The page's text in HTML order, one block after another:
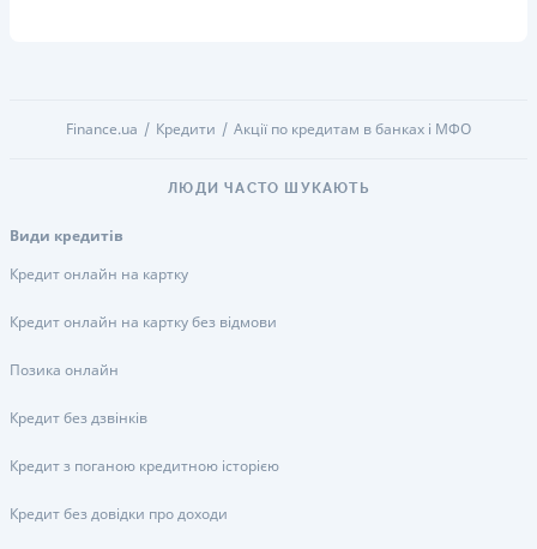
Finance.ua Кредити Акції по кредитам в банках і МФО
ЛЮДИ ЧАСТО ШУКАЮТЬ
Види кредитів
Кредит онлайн на картку
Кредит онлайн на картку без відмови
Позика онлайн
Кредит без дзвінків
Кредит з поганою кредитною історією
Кредит без довідки про доходи